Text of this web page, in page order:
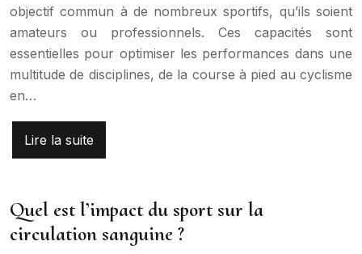
objectif commun à de nombreux sportifs, qu’ils soient
amateurs ou professionnels. Ces capacités sont
essentielles pour optimiser les performances dans une
multitude de disciplines, de la course à pied au cyclisme
en…
Lire la suite
Quel est l’impact du sport sur la
circulation sanguine ?